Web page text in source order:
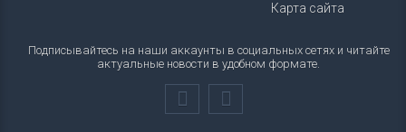
Карта сайта
Подписывайтесь на наши аккаунты в социальных сетях и читайте
актуальные новости в удобном формате.